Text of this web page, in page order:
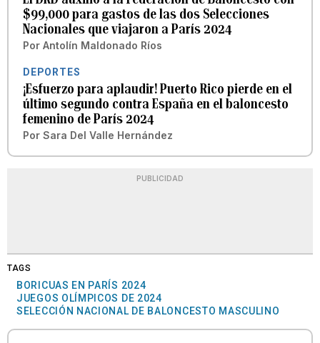
$99,000 para gastos de las dos Selecciones
Nacionales que viajaron a París 2024
Por Antolín Maldonado Ríos
DEPORTES
¡Esfuerzo para aplaudir! Puerto Rico pierde en el
último segundo contra España en el baloncesto
femenino de París 2024
Por Sara Del Valle Hernández
PUBLICIDAD
TAGS
BORICUAS EN PARÍS 2024
JUEGOS OLÍMPICOS DE 2024
SELECCIÓN NACIONAL DE BALONCESTO MASCULINO